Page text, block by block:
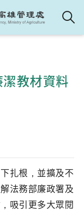
教材資料
扎根，並擴及不
法務部廉政署及
吸引更多大眾閱